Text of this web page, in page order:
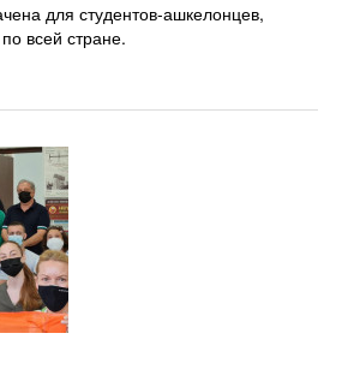
для студентов-ашкелонцев,
всей стране.